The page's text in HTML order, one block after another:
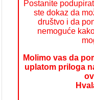
Postanite
ste dokaz da
društvo i da
nemoguće
Molimo vas da
uplatom priloga